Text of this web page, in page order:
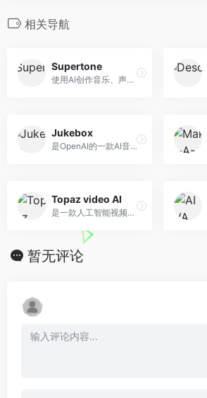
相关导航
Supertone
使用AI创作音乐、声音和其他声音
Jukebox
是OpenAI的一款AI音乐生成器
Topaz video AI
是一款人工智能视频无损放大软件
暂无评论